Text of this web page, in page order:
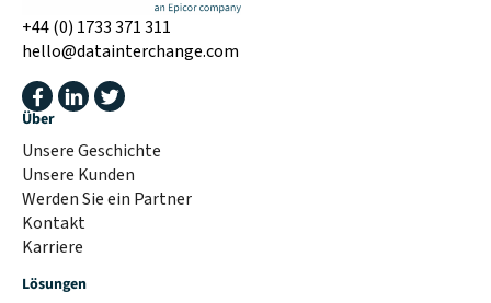
+44 (0) 1733 371 311
hello@datainterchange.com
Über
Unsere Geschichte
Unsere Kunden
Werden Sie ein Partner
Kontakt
Karriere
Lösungen